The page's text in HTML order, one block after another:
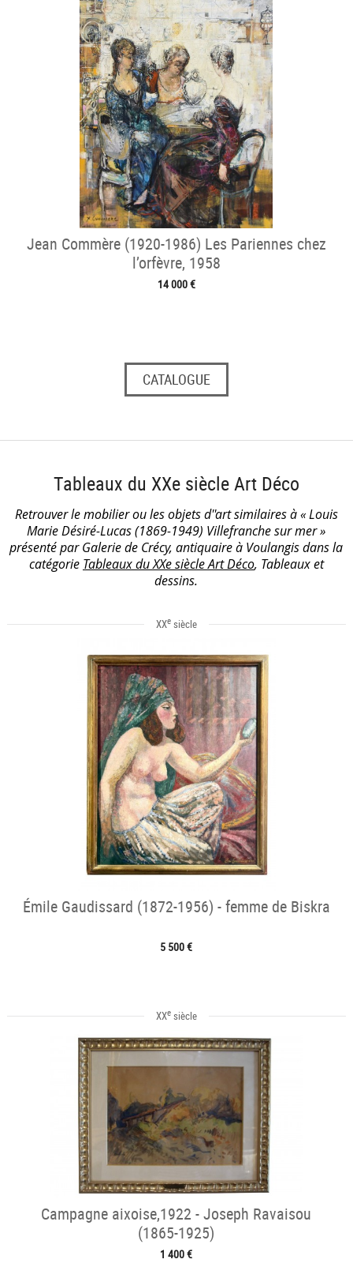
Jean Commère (1920-1986) Les Pariennes chez
l’orfèvre, 1958
14 000 €
CATALOGUE
Tableaux du XXe siècle Art Déco
Retrouver le mobilier ou les objets d''art similaires à « Louis
Marie Désiré-Lucas (1869-1949) Villefranche sur mer »
présenté par Galerie de Crécy, antiquaire à Voulangis dans la
catégorie Tableaux du XXe siècle Art Déco, Tableaux et
dessins.
XXesiècle
Émile Gaudissard (1872-1956) - femme de Biskra
5 500 €
XXesiècle
Campagne aixoise,1922 - Joseph Ravaisou
(1865-1925)
1 400 €